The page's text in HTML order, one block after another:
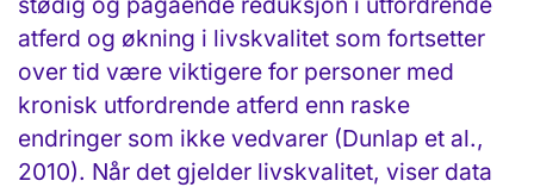
atferd og økning i livskvalitet som fortsetter
over tid være viktigere for personer med
kronisk utfordrende atferd enn raske
endringer som ikke vedvarer (Dunlap et al.,
2010). Når det gjelder livskvalitet, viser data